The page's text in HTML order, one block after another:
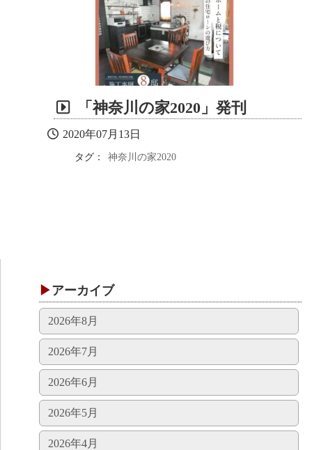
「神奈川の家2020」発刊
2020年07月13日
タグ： 神奈川の家2020
アーカイブ
2026年8月
2026年7月
2026年6月
2026年5月
2026年4月